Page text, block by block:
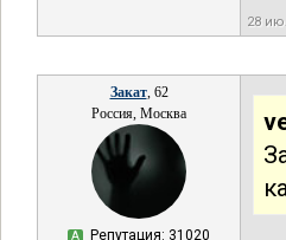
28
Закат, 62
Россия, Москва
А Репутация: 31020